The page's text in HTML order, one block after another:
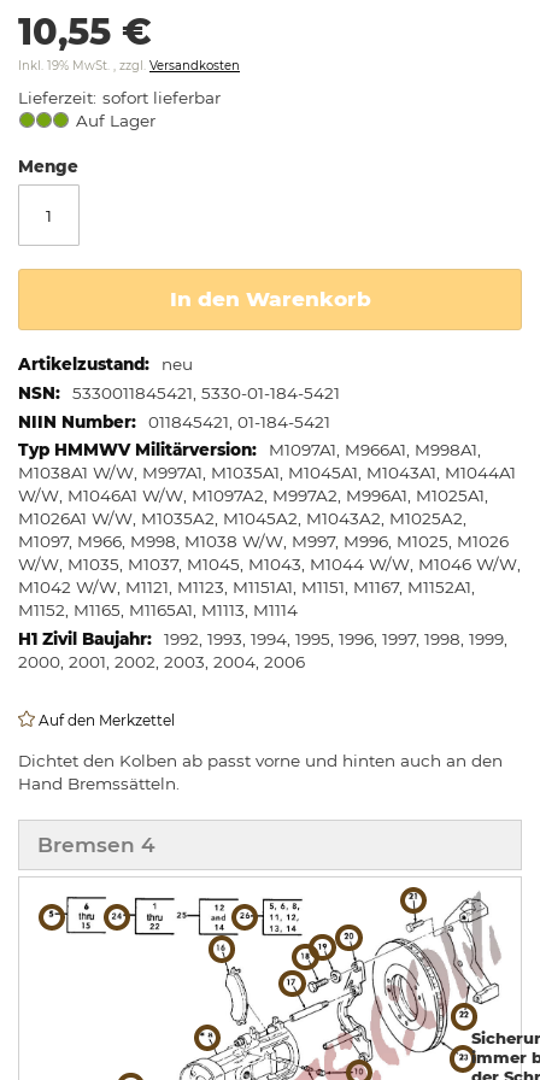
10,55 €
Inkl. 19% MwSt. , zzgl. Versandkosten
Lieferzeit sofort lieferbar
Auf Lager
Menge
In den Warenkorb
Weitere
Informationen
neu
5330011845421, 5330-01-184-5421
011845421, 01-184-5421
M1097A1, M966A1, M998A1,
M1038A1 W/W, M997A1, M1035A1, M1045A1, M1043A1, M1044A1
W/W, M1046A1 W/W, M1097A2, M997A2, M996A1, M1025A1,
M1026A1 W/W, M1035A2, M1045A2, M1043A2, M1025A2,
M1097, M966, M998, M1038 W/W, M997, M996, M1025, M1026
W/W, M1035, M1037, M1045, M1043, M1044 W/W, M1046 W/W,
M1042 W/W, M1121, M1123, M1151A1, M1151, M1167, M1152A1,
M1152, M1165, M1165A1, M1113, M1114
1992, 1993, 1994, 1995, 1996, 1997, 1998, 1999,
2000, 2001, 2002, 2003, 2004, 2006
Auf den Merkzettel
Dichtet den Kolben ab passt vorne und hinten auch an den
Hand Bremssätteln.
Bremsen 4
immer